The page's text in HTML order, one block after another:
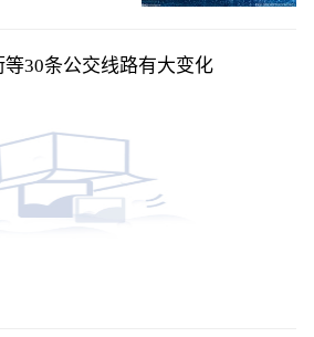
30条公交线路有大变化